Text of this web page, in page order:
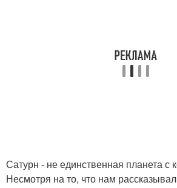
Сатурн - не единственная планета с
Несмотря на то, что нам